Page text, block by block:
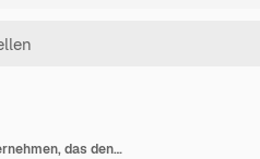
PSD-Werkzeug-Poster-Design für ein Werkzeugladen-Unternehmen, das den Verkauf fördert, Angebot Werkzeug-Toolkit-Flyer-Design-Vorlage